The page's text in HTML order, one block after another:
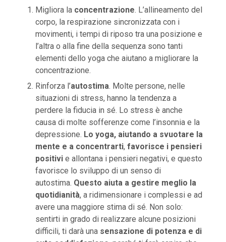
Migliora la concentrazione. L’allineamento del
corpo, la respirazione sincronizzata con i
movimenti, i tempi di riposo tra una posizione e
l’altra o alla fine della sequenza sono tanti
elementi dello yoga che aiutano a migliorare la
concentrazione.
Rinforza l’autostima. Molte persone, nelle
situazioni di stress, hanno la tendenza a
perdere la fiducia in sé. Lo stress è anche
causa di molte sofferenze come l’insonnia e la
depressione. Lo yoga, aiutando a svuotare la
mente e a concentrarti,favorisce i pensieri
positivie allontana i pensieri negativi, e questo
favorisce lo sviluppo di un senso di
autostima. Questo aiuta a gestire meglio la
quotidianità, a ridimensionare i complessi e ad
avere una maggiore stima di sé. Non solo:
sentirti in grado di realizzare alcune posizioni
difficili, ti darà una sensazione di potenza e di